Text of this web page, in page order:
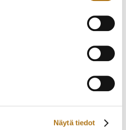
Näytä tiedot
GALAXIS